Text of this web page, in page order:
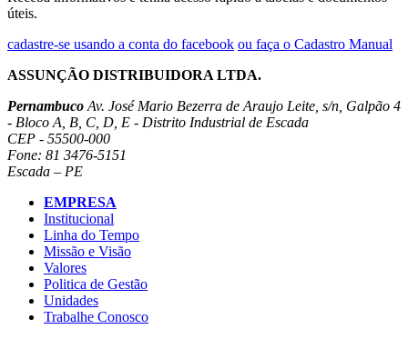
úteis.
cadastre-se usando a conta do facebook ou faça o Cadastro Manual
ASSUNÇÃO DISTRIBUIDORA LTDA.
Pernambuco Av. José Mario Bezerra de Araujo Leite, s/n, Galpão 4
- Bloco A, B, C, D, E - Distrito Industrial de Escada
CEP - 55500-000
Fone: 81 3476-5151
Escada – PE
EMPRESA
Institucional
Linha do Tempo
Missão e Visão
Valores
Politica de Gestão
Unidades
Trabalhe Conosco